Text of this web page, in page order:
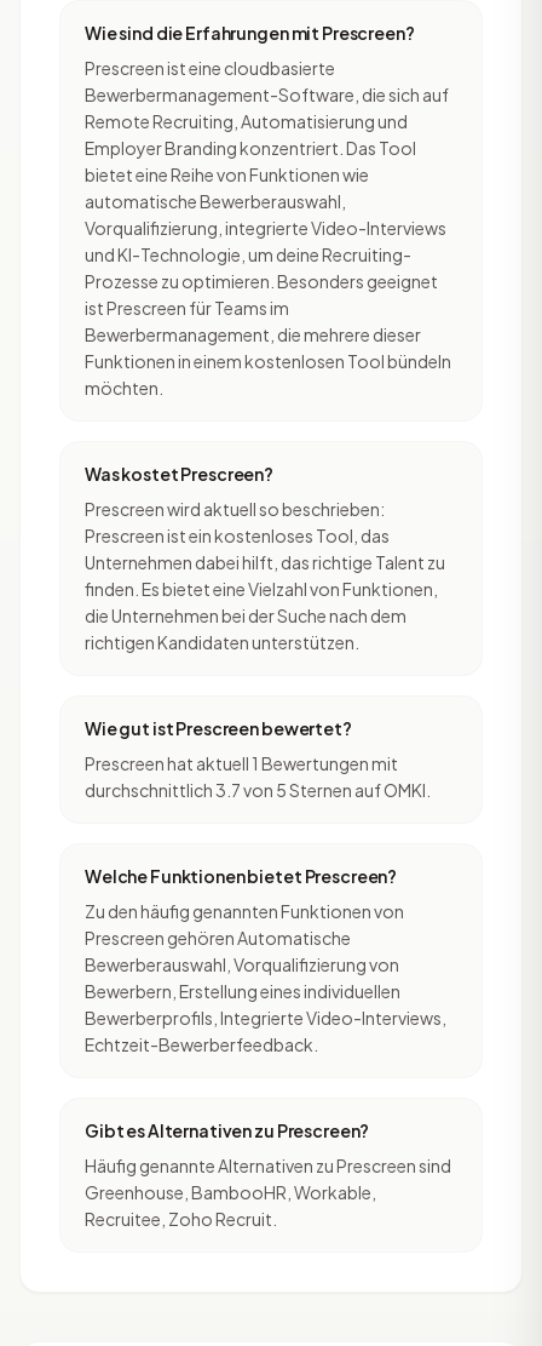
Wie sind die Erfahrungen mit Prescreen?
Prescreen ist eine cloudbasierte
Bewerbermanagement-Software, die sich auf
Remote Recruiting, Automatisierung und
Employer Branding konzentriert. Das Tool
bietet eine Reihe von Funktionen wie
automatische Bewerberauswahl,
Vorqualifizierung, integrierte Video-Interviews
und KI-Technologie, um deine Recruiting-
Prozesse zu optimieren. Besonders geeignet
ist Prescreen für Teams im
Bewerbermanagement, die mehrere dieser
Funktionen in einem kostenlosen Tool bündeln
möchten.
Was kostet Prescreen?
Prescreen wird aktuell so beschrieben:
Prescreen ist ein kostenloses Tool, das
Unternehmen dabei hilft, das richtige Talent zu
finden. Es bietet eine Vielzahl von Funktionen,
die Unternehmen bei der Suche nach dem
richtigen Kandidaten unterstützen.
Wie gut ist Prescreen bewertet?
Prescreen hat aktuell 1 Bewertungen mit
durchschnittlich 3.7 von 5 Sternen auf OMKI.
Welche Funktionen bietet Prescreen?
Zu den häufig genannten Funktionen von
Prescreen gehören Automatische
Bewerberauswahl, Vorqualifizierung von
Bewerbern, Erstellung eines individuellen
Bewerberprofils, Integrierte Video-Interviews,
Echtzeit-Bewerberfeedback.
Gibt es Alternativen zu Prescreen?
Häufig genannte Alternativen zu Prescreen sind
Greenhouse, BambooHR, Workable,
Recruitee, Zoho Recruit.